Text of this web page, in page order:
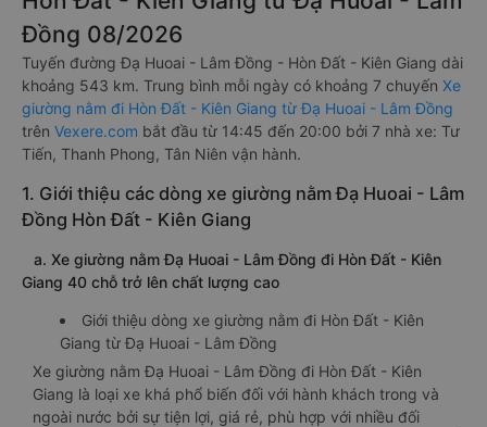
Đồng 08/2026
Tuyến đường Đạ Huoai - Lâm Đồng - Hòn Đất - Kiên Giang dài
khoảng 543 km. Trung bình mỗi ngày có khoảng 7 chuyến Xe
giường nằm đi Hòn Đất - Kiên Giang từ Đạ Huoai - Lâm Đồng
trên Vexere.com bắt đầu từ 14:45 đến 20:00 bởi 7 nhà xe: Tư
Tiến, Thanh Phong, Tân Niên vận hành.
1. Giới thiệu các dòng xe giường nằm Đạ Huoai - Lâm
Đồng Hòn Đất - Kiên Giang
a. Xe giường nằm Đạ Huoai - Lâm Đồng đi Hòn Đất - Kiên
Giang 40 chỗ trở lên chất lượng cao
Giới thiệu dòng xe giường nằm đi Hòn Đất - Kiên
Giang từ Đạ Huoai - Lâm Đồng
Xe giường nằm Đạ Huoai - Lâm Đồng đi Hòn Đất - Kiên
Giang là loại xe khá phổ biến đối với hành khách trong và
ngoài nước bởi sự tiện lợi, giá rẻ, phù hợp với nhiều đối